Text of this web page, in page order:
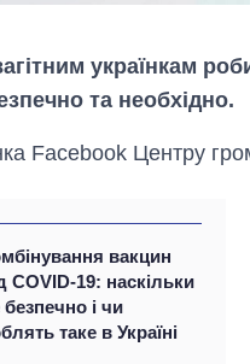
українкам
та необхідно.
Facebook Центру
вакцин
COVID-19: наскільки
безпечно і чи
таке в Україні